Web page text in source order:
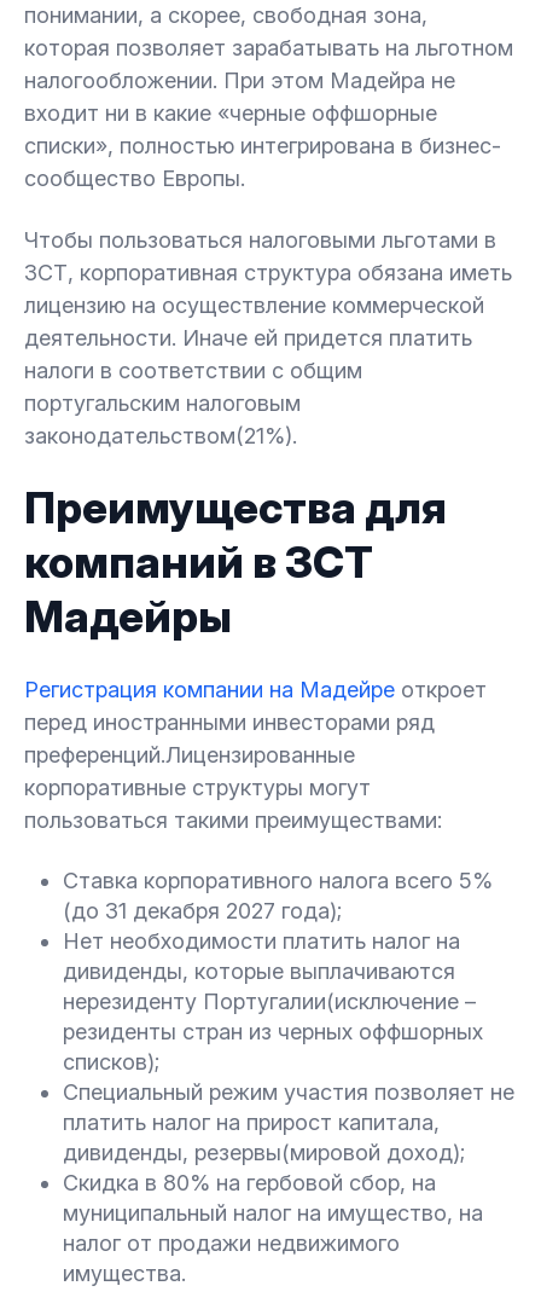
понимании, а скорее, свободная зона,
которая позволяет зарабатывать на льготном
налогообложении. При этом Мадейра не
входит ни в какие «черные оффшорные
списки», полностью интегрирована в бизнес-
сообщество Европы.
Чтобы пользоваться налоговыми льготами в
ЗСТ, корпоративная структура обязана иметь
лицензию на осуществление коммерческой
деятельности. Иначе ей придется платить
налоги в соответствии с общим
португальским налоговым
законодательством(21%).
Преимущества для
компаний в ЗСТ
Мадейры
Регистрация компании на Мадейре откроет
перед иностранными инвесторами ряд
преференций.Лицензированные
корпоративные структуры могут
пользоваться такими преимуществами:
Ставка корпоративного налога всего 5%
(до 31 декабря 2027 года);
Нет необходимости платить налог на
дивиденды, которые выплачиваются
нерезиденту Португалии(исключение –
резиденты стран из черных оффшорных
списков);
Специальный режим участия позволяет не
платить налог на прирост капитала,
дивиденды, резервы(мировой доход);
Скидка в 80% на гербовой сбор, на
муниципальный налог на имущество, на
налог от продажи недвижимого
имущества.